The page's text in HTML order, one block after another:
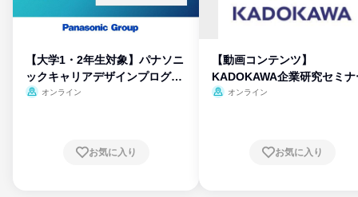
【大学1・2年生対象】パナソニ
ックキャリアデザインプログラ
ム
オンライン
お気に入り
【動画コンテンツ】
KADOKAWA企業研究セミナ
オンライン
お気に入り